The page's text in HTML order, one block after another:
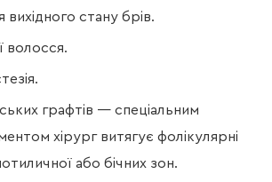
вихідного стану брів.
волосся.
графтів — спеціальним
хірург витягує фолікулярні
або бічних зон.